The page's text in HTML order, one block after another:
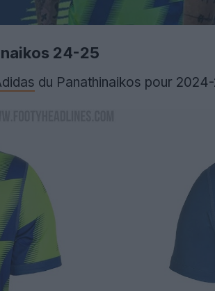
24-25
du Panathinaikos pour